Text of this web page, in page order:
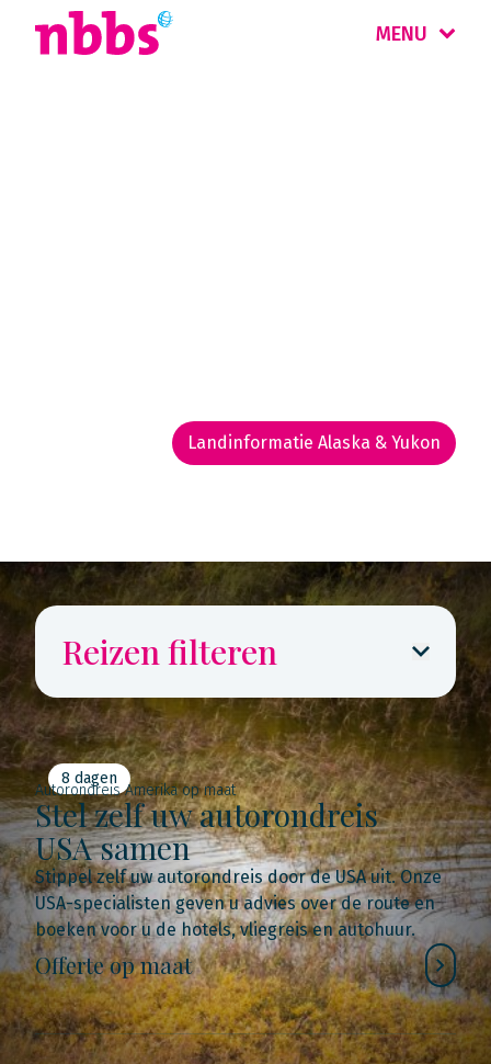
MENU
Landinformatie Alaska & Yukon
Reizen filteren
8 dagen
Autorondreis Amerika op maat
Stel zelf uw autorondreis
USA samen
Stippel zelf uw autorondreis door de USA uit. Onze
USA-specialisten geven u advies over de route en
boeken voor u de hotels, vliegreis en autohuur.
Offerte op maat